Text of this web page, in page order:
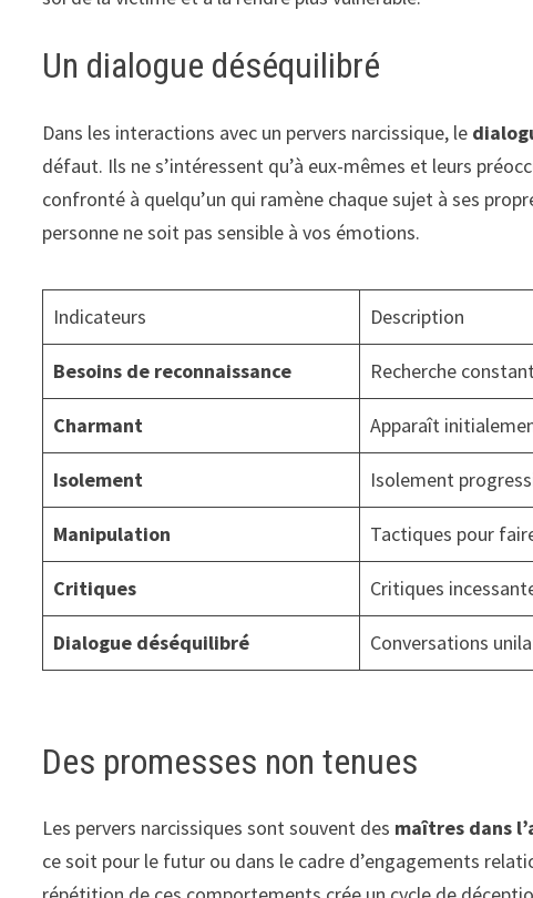
Un dialogue déséquilibré
Dans les interactions avec un pervers narcissique, le
défaut. Ils ne s’intéressent qu’à eux-mêmes et leurs
confronté à quelqu’un qui ramène chaque sujet à ses
personne ne soit pas sensible à vos émotions.
Indicateurs Description
Besoins de reconnaissance Recherche
Charmant Apparaît
Isolement Isolement
Manipulation Tactiques pour
Critiques Critiques
Dialogue déséquilibré Conversations
Des promesses non tenues
Les pervers narcissiques sont souvent des maîtres dans
ce soit pour le futur ou dans le cadre d’engagements